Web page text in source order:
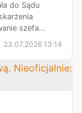
do Sądu
szefa
Stróżyka i
23.07.2026 13:14